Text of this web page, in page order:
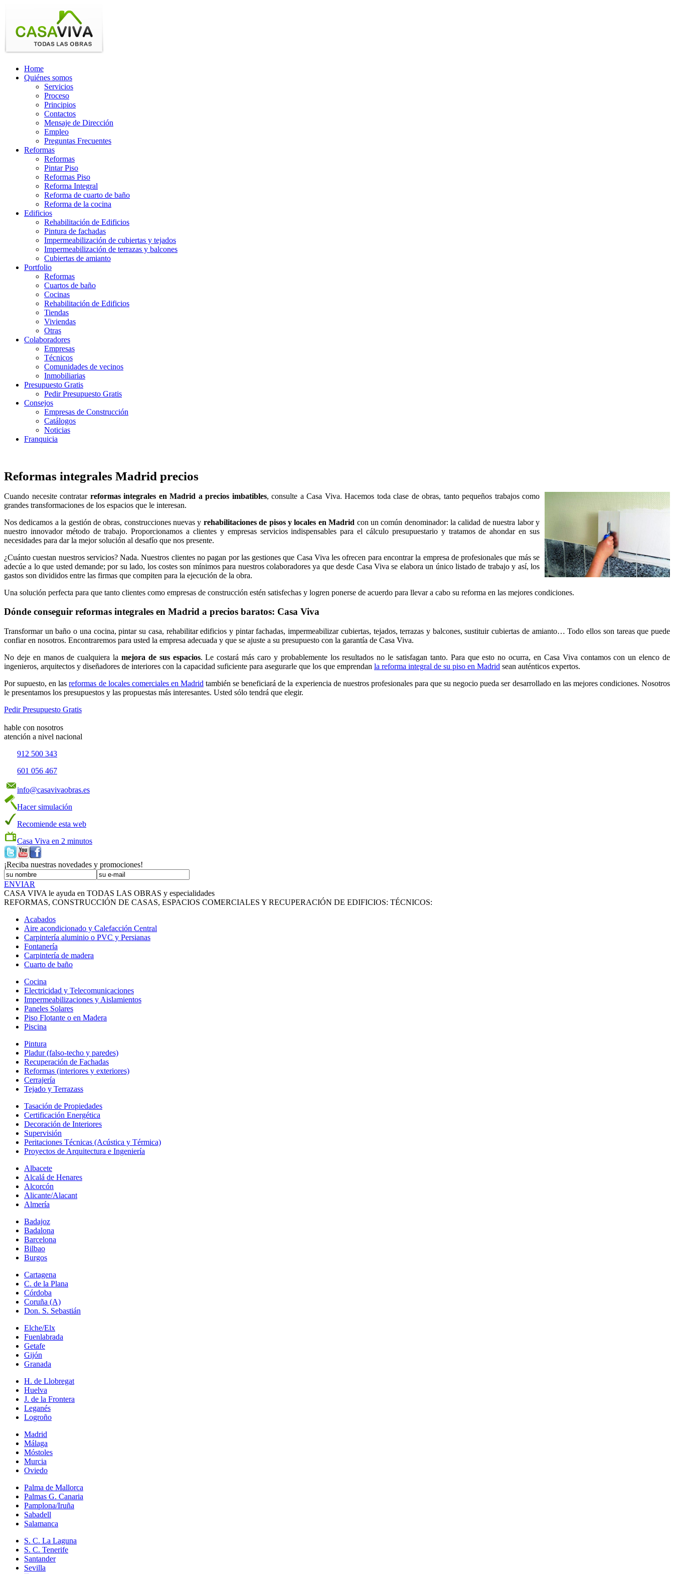
Home
Quiénes somos
Servicios
Proceso
Principios
Contactos
Mensaje de Dirección
Empleo
Preguntas Frecuentes
Reformas
Reformas
Pintar Piso
Reformas Piso
Reforma Integral
Reforma de cuarto de baño
Reforma de la cocina
Edificios
Rehabilitación de Edificios
Pintura de fachadas
Impermeabilización de cubiertas y tejados
Impermeabilización de terrazas y balcones
Cubiertas de amianto
Portfolio
Reformas
Cuartos de baño
Cocinas
Rehabilitación de Edificios
Tiendas
Viviendas
Otras
Colaboradores
Empresas
Técnicos
Comunidades de vecinos
Inmobiliarias
Presupuesto Gratis
Pedir Presupuesto Gratis
Consejos
Empresas de Construcción
Catálogos
Noticias
Franquicia
Reformas integrales Madrid precios
Cuando necesite contratar reformas integrales en Madrid a precios imbatibles, consulte a Casa Viva. Hacemos toda clase de obras, tanto pequeños trabajos como
grandes transformaciones de los espacios que le interesan.
Nos dedicamos a la gestión de obras, construcciones nuevas y rehabilitaciones de pisos y locales en Madrid con un común denominador: la calidad de nuestra labor y
nuestro innovador método de trabajo. Proporcionamos a clientes y empresas servicios indispensables para el cálculo presupuestario y tratamos de ahondar en sus
necesidades para dar la mejor solución al desafío que nos presente.
¿Cuánto cuestan nuestros servicios? Nada. Nuestros clientes no pagan por las gestiones que Casa Viva les ofrecen para encontrar la empresa de profesionales que más se
adecúe a lo que usted demande; por su lado, los costes son mínimos para nuestros colaboradores ya que desde Casa Viva se elabora un único listado de trabajo y así, los
gastos son divididos entre las firmas que compiten para la ejecución de la obra.
Una solución perfecta para que tanto clientes como empresas de construcción estén satisfechas y logren ponerse de acuerdo para llevar a cabo su reforma en las mejores condiciones.
Dónde conseguir reformas integrales en Madrid a precios baratos: Casa Viva
Transformar un baño o una cocina, pintar su casa, rehabilitar edificios y pintar fachadas, impermeabilizar cubiertas, tejados, terrazas y balcones, sustituir cubiertas de amianto… Todo ellos son tareas que puede
confiar en nosotros. Encontraremos para usted la empresa adecuada y que se ajuste a su presupuesto con la garantía de Casa Viva.
No deje en manos de cualquiera la mejora de sus espacios. Le costará más caro y probablemente los resultados no le satisfagan tanto. Para que esto no ocurra, en Casa Viva contamos con un elenco de
ingenieros, arquitectos y diseñadores de interiores con la capacidad suficiente para asegurarle que los que emprendan la reforma integral de su piso en Madrid sean auténticos expertos.
Por supuesto, en lasreformas de locales comerciales en Madrid también se beneficiará de la experiencia de nuestros profesionales para que su negocio pueda ser desarrollado en las mejores condiciones. Nosotros
le presentamos los presupuestos y las propuestas más interesantes. Usted sólo tendrá que elegir.
Pedir Presupuesto Gratis
hable con nosotros
atención a nivel nacional
912 500 343
601 056 467
info@casavivaobras.es
Hacer simulación
Recomiende esta web
Casa Viva en 2 minutos
¡Reciba nuestras novedades y promociones!
ENVIAR
CASA VIVA le ayuda en TODAS LAS OBRAS y especialidades
REFORMAS, CONSTRUCCIÓN DE CASAS, ESPACIOS COMERCIALES Y RECUPERACIÓN DE EDIFICIOS: TÉCNICOS:
Acabados
Aire acondicionado y Calefacción Central
Carpintería aluminio o PVC y Persianas
Fontanería
Carpintería de madera
Cuarto de baño
Cocina
Electricidad y Telecomunicaciones
Impermeabilizaciones y Aislamientos
Paneles Solares
Piso Flotante o en Madera
Piscina
Pintura
Pladur (falso-techo y paredes)
Recuperación de Fachadas
Reformas (interiores y exteriores)
Cerrajería
Tejado y Terrazass
Tasación de Propiedades
Certificación Energética
Decoración de Interiores
Supervisión
Peritaciones Técnicas (Acústica y Térmica)
Proyectos de Arquitectura e Ingeniería
Albacete
Alcalá de Henares
Alcorcón
Alicante/Alacant
Almería
Badajoz
Badalona
Barcelona
Bilbao
Burgos
Cartagena
C. de la Plana
Córdoba
Coruña (A)
Don. S. Sebastián
Elche/Elx
Fuenlabrada
Getafe
Gijón
Granada
H. de Llobregat
Huelva
J. de la Frontera
Leganés
Logroño
Madrid
Málaga
Móstoles
Murcia
Oviedo
Palma de Mallorca
Palmas G. Canaria
Pamplona/Iruña
Sabadell
Salamanca
S. C. La Laguna
S. C. Tenerife
Santander
Sevilla